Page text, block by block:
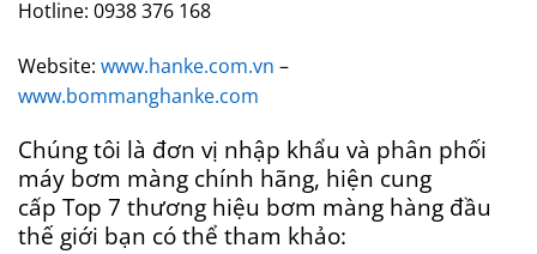
Hotline: 0938 376 168
Website: www.hanke.com.vn –
www.bommanghanke.com
Chúng tôi là đơn vị nhập khẩu và phân phối
máy bơm màng chính hãng, hiện cung
cấp Top 7 thương hiệu bơm màng hàng đầu
thế giới bạn có thể tham khảo: